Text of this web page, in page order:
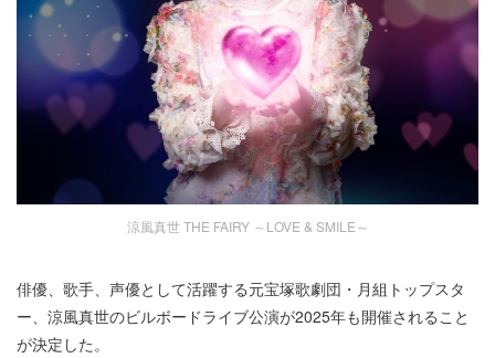
涼風真世 THE FAIRY ～LOVE & SMILE～
俳優、歌手、声優として活躍する元宝塚歌劇団・月組トップスタ
ー、涼風真世のビルボードライブ公演が2025年も開催されること
が決定した。